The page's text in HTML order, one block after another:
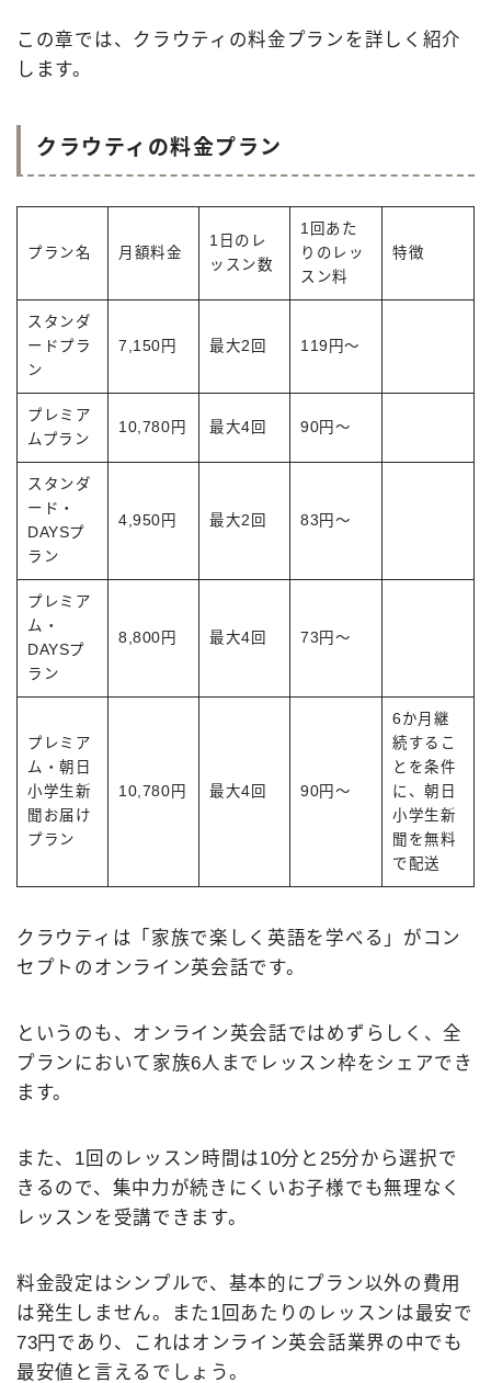
この章では、クラウティの料金プランを詳しく紹介
します。
クラウティの料金プラン
プラン名 月額料金
1日のレ
ッスン数
1回あた
りのレッ
スン料
特徴
スタンダ
ードプラ
ン
7,150円 最大2回 119円～
プレミア
ムプラン
10,780円 最大4回 90円～
スタンダ
ード・
DAYSプ
ラン
4,950円 最大2回 83円～
プレミア
ム・
DAYSプ
ラン
8,800円 最大4回 73円～
プレミア
ム・朝日
小学生新
聞お届け
プラン
10,780円 最大4回 90円～
6か月継
続するこ
とを条件
に、朝日
小学生新
聞を無料
で配送
クラウティは「家族で楽しく英語を学べる」がコン
セプトのオンライン英会話です。
というのも、オンライン英会話ではめずらしく、全
プランにおいて家族6人までレッスン枠をシェアでき
ます。
また、1回のレッスン時間は10分と25分から選択で
きるので、集中力が続きにくいお子様でも無理なく
レッスンを受講できます。
料金設定はシンプルで、基本的にプラン以外の費用
は発生しません。また1回あたりのレッスンは最安で
73円であり、これはオンライン英会話業界の中でも
最安値と言えるでしょう。